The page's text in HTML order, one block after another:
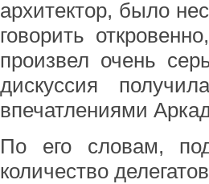
архитектор, было
говорить
произвел очень
дискуссия
впечатлениями
По его словам,
количество